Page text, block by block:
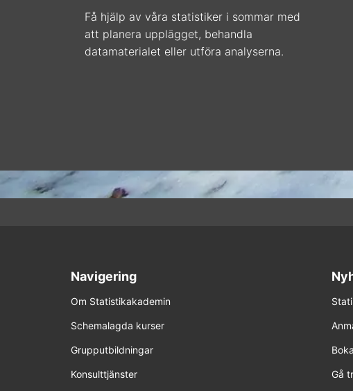
Få hjälp av våra statistiker i sommar med
att planera upplägget, behandla
datamaterialet eller utföra analyserna.
Navigering
Om Statistikakademin
Schemalagda kurser
Grupputbildningar
Konsulttjänster Gå